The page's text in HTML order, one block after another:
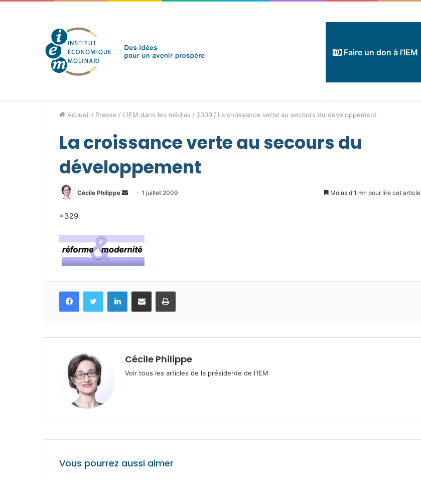
Faire un don à l’IEM
Accueil / Presse / L'IEM dans les médias / 2009 / La croissance verte au secours du développement
La croissance verte au secours du
développement
Cécile Philippe
Envoyer1 juillet 2009 Moins d'1 mn pour lire cet article
=329
FacebookTwitter LinkedinPartagez par mail Imprimez
Cécile Philippe
Voir tous les articles de la présidente de l'IEM
Vous pourrez aussi aimer